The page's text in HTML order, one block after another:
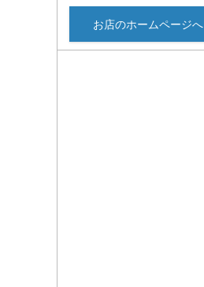
お店のホームページへ